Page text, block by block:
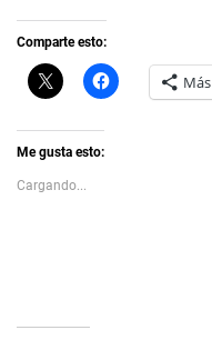
Comparte esto:
C
l
k
t
s
h
e
H
a Más
Me gusta esto:
Cargando...